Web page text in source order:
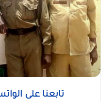
تابعنا على